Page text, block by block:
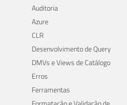
Auditoria
Azure
CLR
Desenvolvimento de Query
DMVs e Views de Catálogo
Erros
Ferramentas